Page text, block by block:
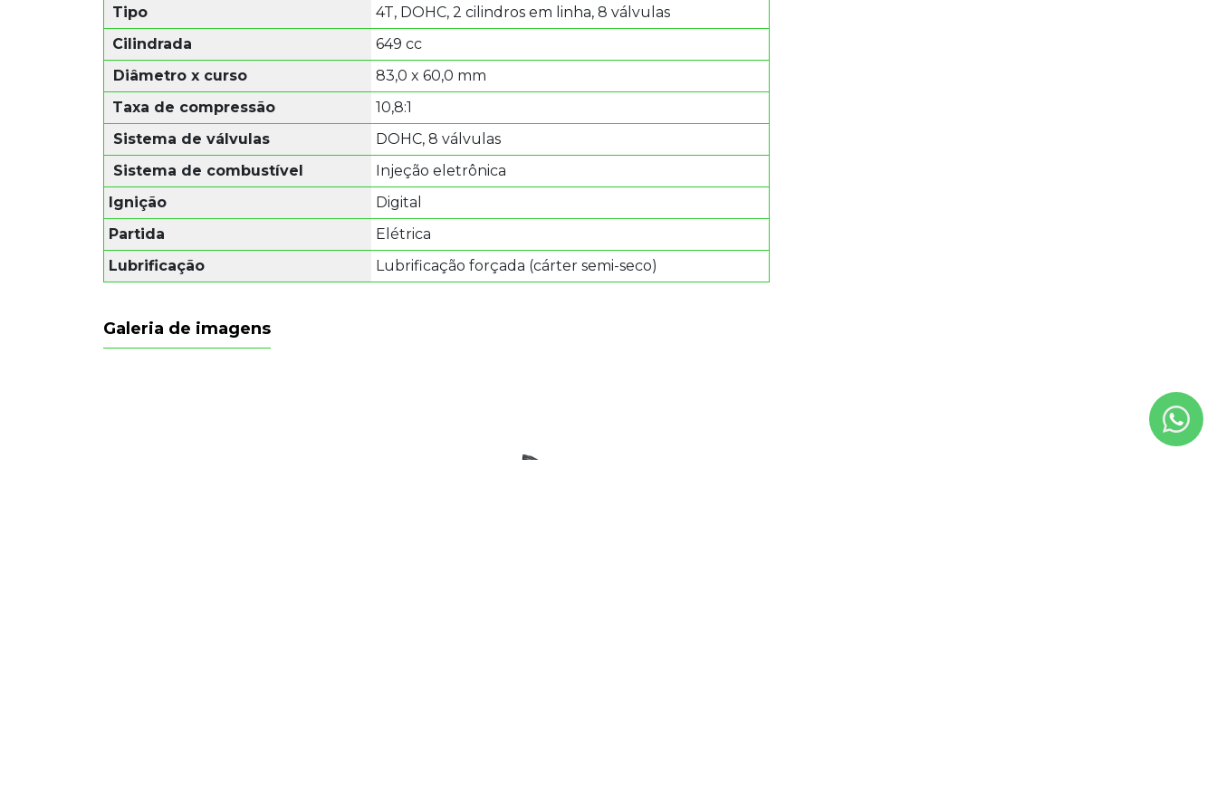
Tipo
4T, DOHC, 2 cilindros em linha, 8 válvulas
Cilindrada
649 cc
Diâmetro x curso
83,0 x 60,0 mm
Taxa de compressão
10,8:1
Sistema de válvulas
DOHC, 8 válvulas
Sistema de combustível
Injeção eletrônica
Ignição
Digital
Partida
Elétrica
Lubrificação
Lubrificação forçada (cárter semi-seco)
Galeria de imagens